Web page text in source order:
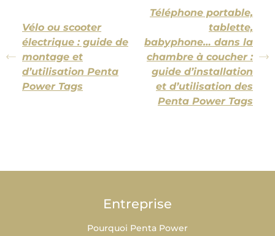
Vélo ou scooter
électrique : guide de
montage et
d’utilisation Penta
Power Tags
Téléphone portable,
tablette,
babyphone… dans la
chambre à coucher :
guide d’installation
et d’utilisation des
Penta Power Tags
Entreprise
Pourquoi Penta Power